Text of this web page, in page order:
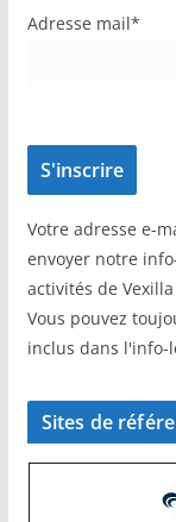
Adresse mail*
Votre adresse e-
envoyer notre
activités de
Vous pouvez
inclus dans l'info-
Sites de